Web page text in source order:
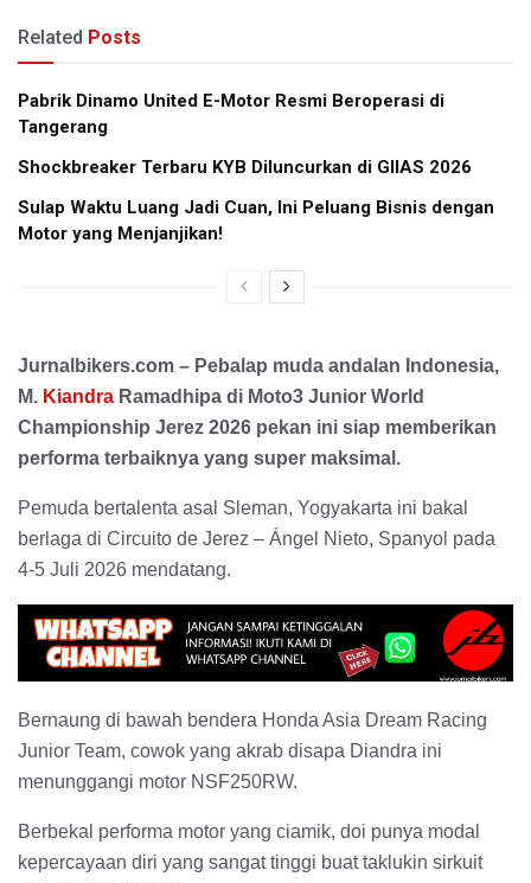
Related Posts
Pabrik Dinamo United E-Motor Resmi Beroperasi di
Tangerang
Shockbreaker Terbaru KYB Diluncurkan di GIIAS 2026
Sulap Waktu Luang Jadi Cuan, Ini Peluang Bisnis dengan
Motor yang Menjanjikan!
Jurnalbikers.com – Pebalap muda andalan Indonesia,
M. Kiandra Ramadhipa di Moto3 Junior World
Championship Jerez 2026 pekan ini siap memberikan
performa terbaiknya yang super maksimal.
Pemuda bertalenta asal Sleman, Yogyakarta ini bakal
berlaga di Circuito de Jerez – Ángel Nieto, Spanyol pada
4-5 Juli 2026 mendatang.
Bernaung di bawah bendera Honda Asia Dream Racing
Junior Team, cowok yang akrab disapa Diandra ini
menunggangi motor NSF250RW.
Berbekal performa motor yang ciamik, doi punya modal
kepercayaan diri yang sangat tinggi buat taklukin sirkuit